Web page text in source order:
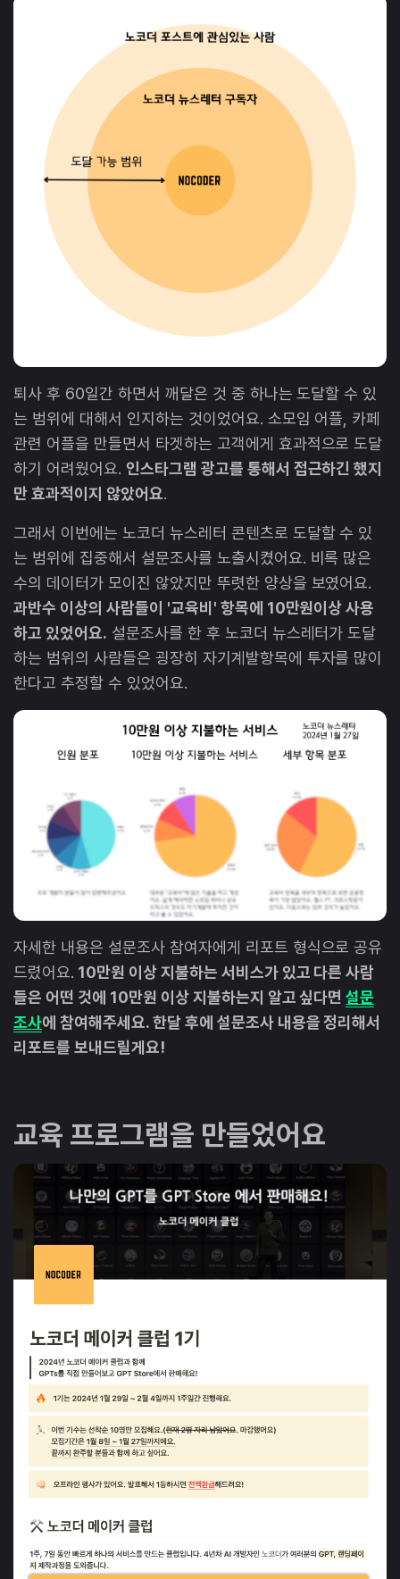
퇴사 후 60일간 하면서 깨달은 것 중 하나는 도달할 수 있
는 범위에 대해서 인지하는 것이었어요. 소모임 어플, 카페
관련 어플을 만들면서 타겟하는 고객에게 효과적으로 도달
하기 어려웠어요. 인스타그램 광고를 통해서 접근하긴 했지
만 효과적이지 않았어요.
그래서 이번에는 노코더 뉴스레터 콘텐츠로 도달할 수 있
는 범위에 집중해서 설문조사를 노출시켰어요. 비록 많은
수의 데이터가 모이진 않았지만 뚜렷한 양상을 보였어요.
과반수 이상의 사람들이 '교육비' 항목에 10만원이상 사용
하고 있었어요. 설문조사를 한 후 노코더 뉴스레터가 도달
하는 범위의 사람들은 굉장히 자기계발항목에 투자를 많이
한다고 추정할 수 있었어요.
자세한 내용은 설문조사 참여자에게 리포트 형식으로 공유
드렸어요. 10만원 이상 지불하는 서비스가 있고 다른 사람
들은 어떤 것에 10만원 이상 지불하는지 알고 싶다면설문
조사에 참여해주세요. 한달 후에 설문조사 내용을 정리해서
리포트를 보내드릴게요!
교육 프로그램을 만들었어요